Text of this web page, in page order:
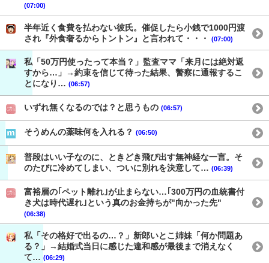
(07:00)
半年近く食費を払わない彼氏。催促したら小銭で1000円渡
され『外食奢るからトントン』と言われて・・・
(07:00)
私「50万円使ったって本当？」監査ママ「来月には絶対返
すから…」→約束を信じて待った結果、警察に通報するこ
とになり… (06:57)
いずれ無くなるのでは？と思うもの (06:57)
そうめんの薬味何を入れる？ (06:50)
普段はいい子なのに、ときどき飛び出す無神経な一言。そ
のたびに冷めてしまい、ついに別れを決意して… (06:39)
富裕層の｢ペット離れ｣が止まらない…｢300万円の血統書付
き犬は時代遅れ｣という真のお金持ちが"向かった先"
(06:38)
私「その格好で出るの…？」新郎いとこ姉妹「何か問題あ
る？」→結婚式当日に感じた違和感が最後まで消えなく
て… (06:29)